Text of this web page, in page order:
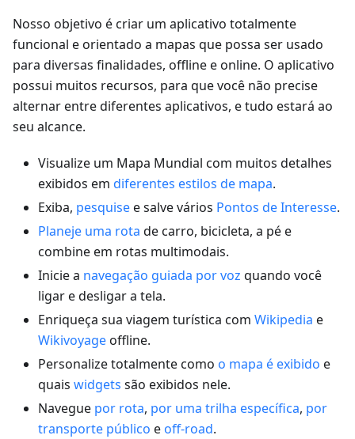
Nosso objetivo é criar um aplicativo totalmente
funcional e orientado a mapas que possa ser usado
para diversas finalidades, offline e online. O aplicativo
possui muitos recursos, para que você não precise
alternar entre diferentes aplicativos, e tudo estará ao
seu alcance.
Visualize um Mapa Mundial com muitos detalhes
exibidos em diferentes estilos de mapa.
Exiba, pesquisee salve vários Pontos de Interesse.
Planeje uma rota de carro, bicicleta, a pé e
combine em rotas multimodais.
Inicie a navegação guiada por voz quando você
ligar e desligar a tela.
Enriqueça sua viagem turística com Wikipedia e
Wikivoyageoffline.
Personalize totalmente como o mapa é exibido e
quais widgets são exibidos nele.
Navegue por rota, por uma trilha específica, por
transporte público e off-road.